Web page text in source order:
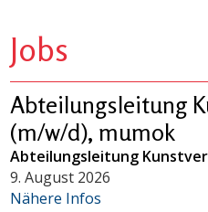
Jobs
Abteilungsleitung
(m/w/d), mumok
Abteilungsleitung
9. August 2026
Nähere Infos